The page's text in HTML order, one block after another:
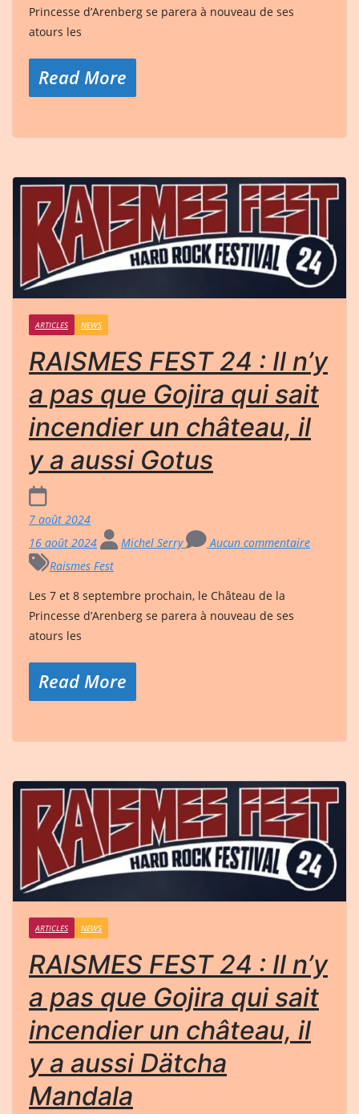
Princesse d’Arenberg se parera à nouveau de ses
atours les
Read More
ARTICLES NEWS
RAISMES FEST 24 : Il n’y
a pas que Gojira qui sait
incendier un château, il
y a aussi Gotus
7 août 2024
16 août 2024
Michel Serry
Aucun commentaire
Raismes Fest
Les 7 et 8 septembre prochain, le Château de la
Princesse d’Arenberg se parera à nouveau de ses
atours les
Read More
ARTICLES NEWS
RAISMES FEST 24 : Il n’y
a pas que Gojira qui sait
incendier un château, il
y a aussi Dätcha
Mandala